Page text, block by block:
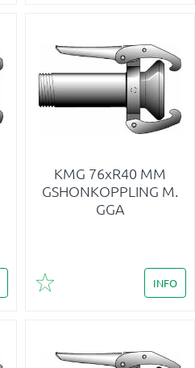
KMG 76xR40 MM
GSHONKOPPLING M.
GGA
Lägg till i favoriter
INFO